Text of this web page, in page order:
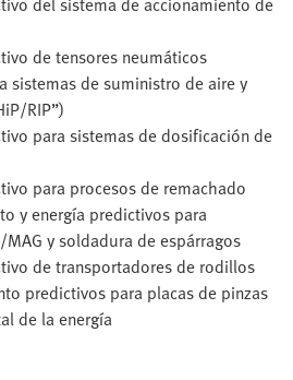
de tensores neumáticos
sistemas de suministro de aire y
RIP”)
para sistemas de dosificación de
para procesos de remachado
y energía predictivos para
y soldadura de espárragos
de transportadores de rodillos
predictivos para placas de pinzas
de la energía